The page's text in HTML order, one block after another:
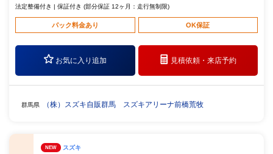
法定整備付き | 保証付き (部分保証 12ヶ月：走行無制限)
パック料金あり OK保証
お気に入り追加 見積依頼・来店予約
群馬県 （株）スズキ自販群馬 スズキアリーナ前橋荒牧
NEW スズキ